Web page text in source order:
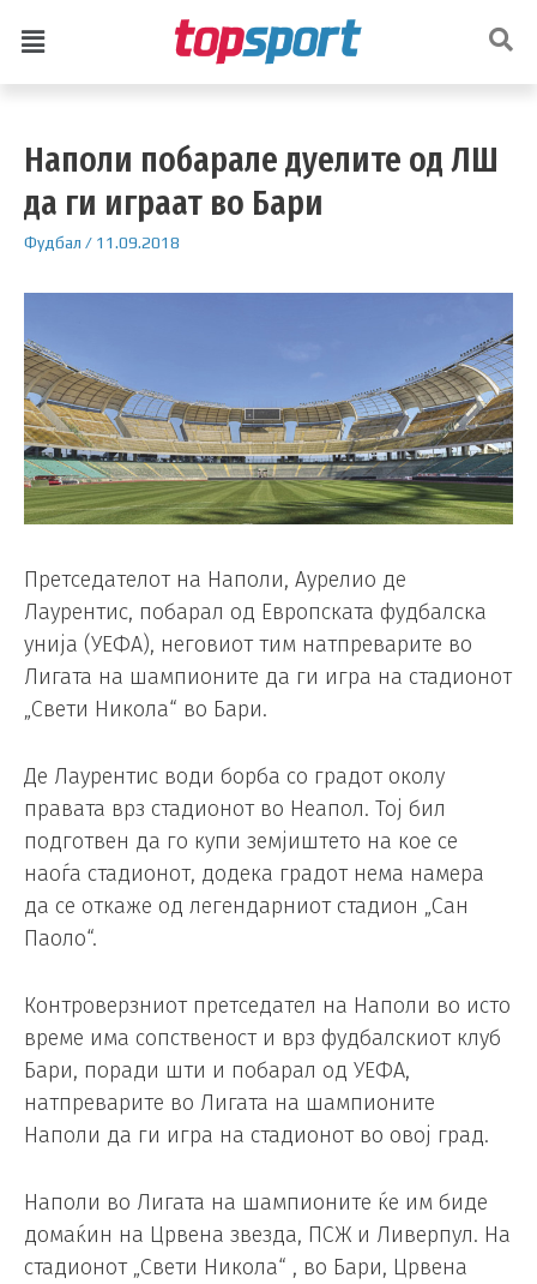
Наполи побарале дуелите од ЛШ
да ги играат во Бари
Фудбал / 11.09.2018
Претседателот на Наполи, Аурелио де
Лаурентис, побарал од Европската фудбалска
унија (УЕФА), неговиот тим натпреварите во
Лигата на шампионите да ги игра на стадионот
„Свети Никола“ во Бари.
Де Лаурентис води борба со градот околу
правата врз стадионот во Неапол. Тој бил
подготвен да го купи земјиштето на кое се
наоѓа стадионот, додека градот нема намера
да се откаже од легендарниот стадион „Сан
Паоло“.
Контроверзниот претседател на Наполи во исто
време има сопственост и врз фудбалскиот клуб
Бари, поради шти и побарал од УЕФА,
натпреварите во Лигата на шампионите
Наполи да ги игра на стадионот во овој град.
Наполи во Лигата на шампионите ќе им биде
домаќин на Црвена звезда, ПСЖ и Ливерпул. На
стадионот „Свети Никола“ , во Бари, Црвена